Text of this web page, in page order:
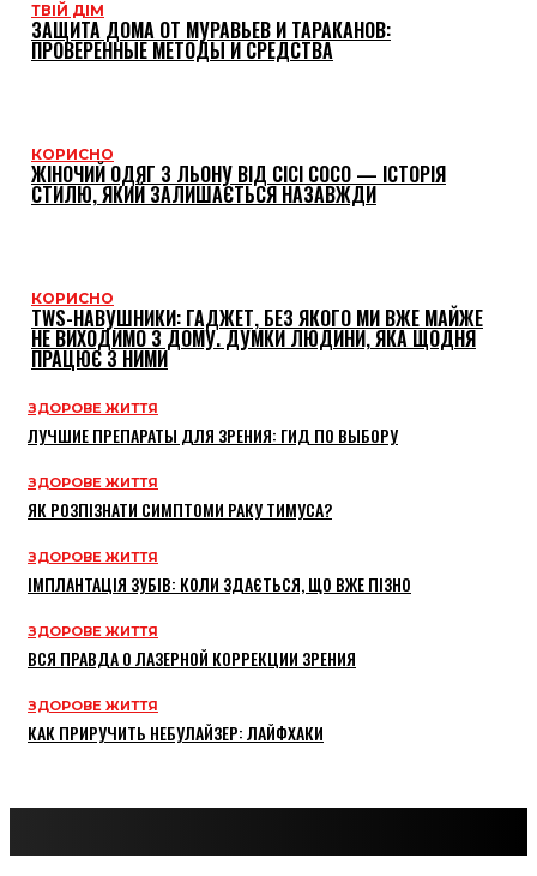
ТВІЙ ДІМ
ЗАЩИТА ДОМА ОТ МУРАВЬЕВ И ТАРАКАНОВ:
ПРОВЕРЕННЫЕ МЕТОДЫ И СРЕДСТВА
КОРИСНО
ЖІНОЧИЙ ОДЯГ З ЛЬОНУ ВІД CICI COCO — ІСТОРІЯ
СТИЛЮ, ЯКИЙ ЗАЛИШАЄТЬСЯ НАЗАВЖДИ
КОРИСНО
TWS-НАВУШНИКИ: ГАДЖЕТ, БЕЗ ЯКОГО МИ ВЖЕ МАЙЖЕ
НЕ ВИХОДИМО З ДОМУ. ДУМКИ ЛЮДИНИ, ЯКА ЩОДНЯ
ПРАЦЮЄ З НИМИ
ЗДОРОВЕ ЖИТТЯ
ЛУЧШИЕ ПРЕПАРАТЫ ДЛЯ ЗРЕНИЯ: ГИД ПО ВЫБОРУ
ЗДОРОВЕ ЖИТТЯ
ЯК РОЗПІЗНАТИ СИМПТОМИ РАКУ ТИМУСА?
ЗДОРОВЕ ЖИТТЯ
ІМПЛАНТАЦІЯ ЗУБІВ: КОЛИ ЗДАЄТЬСЯ, ЩО ВЖЕ ПІЗНО
ЗДОРОВЕ ЖИТТЯ
ВСЯ ПРАВДА О ЛАЗЕРНОЙ КОРРЕКЦИИ ЗРЕНИЯ
ЗДОРОВЕ ЖИТТЯ
КАК ПРИРУЧИТЬ НЕБУЛАЙЗЕР: ЛАЙФХАКИ